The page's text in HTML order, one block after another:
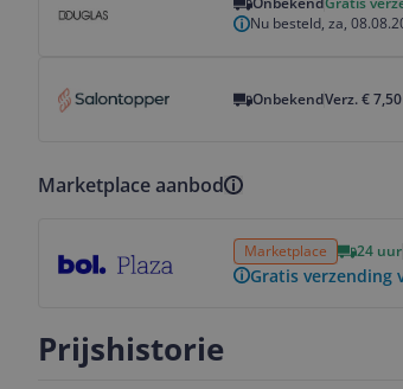
Nu besteld, za,
OnbekendVerz. € 7,50
Marketplace aanbod
Marketplace 24 uur
Gratis verzending
Prijshistorie